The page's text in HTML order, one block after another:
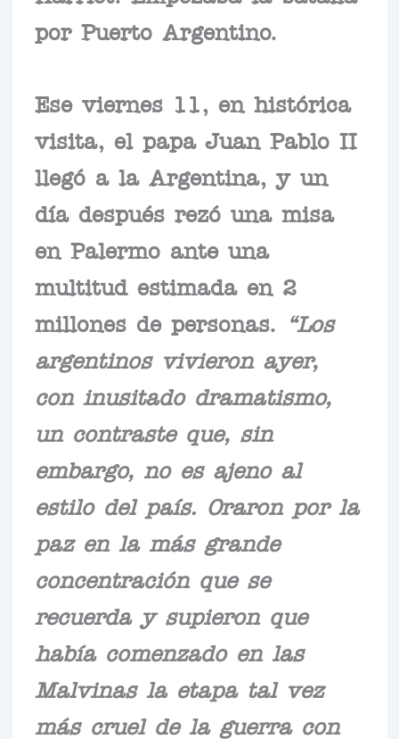
por Puerto Argentino.
Ese viernes 11, en histórica
visita, el papa Juan Pablo II
llegó a la Argentina, y un
día después rezó una misa
en Palermo ante una
multitud estimada en 2
millones de personas. “Los
argentinos vivieron ayer,
con inusitado dramatismo,
un contraste que, sin
embargo, no es ajeno al
estilo del país. Oraron por la
paz en la más grande
concentración que se
recuerda y supieron que
había comenzado en las
Malvinas la etapa tal vez
más cruel de la guerra con